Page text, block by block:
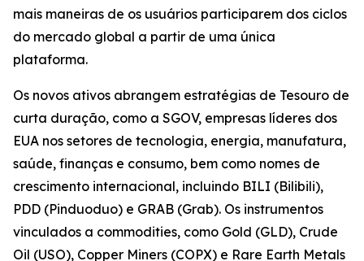
mais maneiras de os usuários participarem dos ciclos
do mercado global a partir de uma única
plataforma.
Os novos ativos abrangem estratégias de Tesouro de
curta duração, como a SGOV, empresas líderes dos
EUA nos setores de tecnologia, energia, manufatura,
saúde, finanças e consumo, bem como nomes de
crescimento internacional, incluindo BILI (Bilibili),
PDD (Pinduoduo) e GRAB (Grab). Os instrumentos
vinculados a commodities, como Gold (GLD), Crude
Oil (USO), Copper Miners (COPX) e Rare Earth Metals